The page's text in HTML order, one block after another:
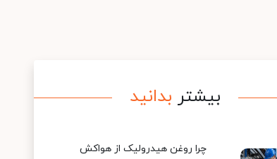
بیشتر بدانید
چرا روغن هیدرولیک از هواکش